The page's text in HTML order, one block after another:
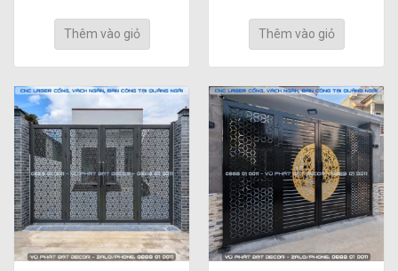
Thêm vào giỏ Thêm vào giỏ